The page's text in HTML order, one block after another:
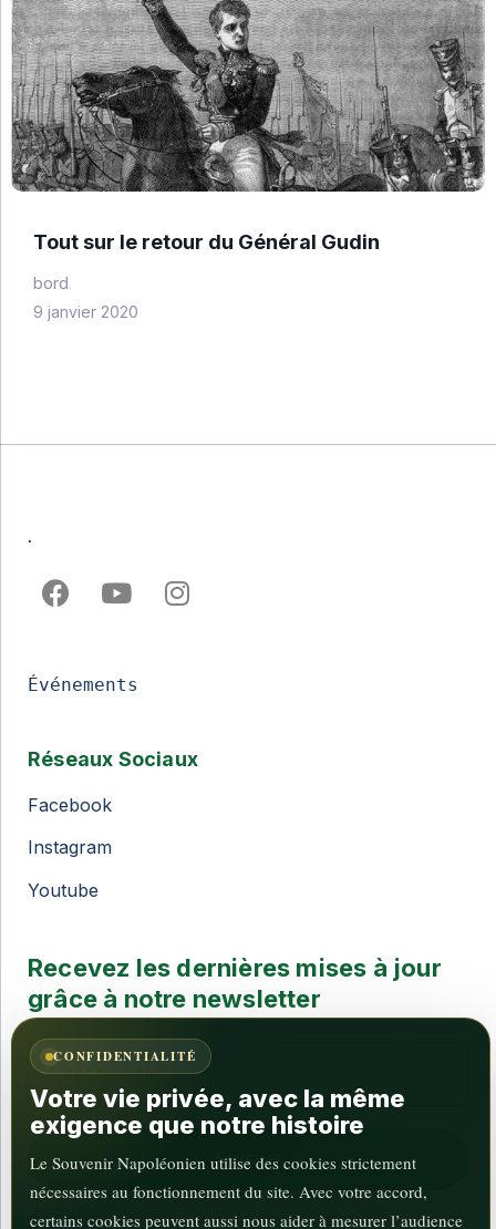
Tout sur le retour du Général Gudin
bord
9 janvier 2020
.
Événements
Réseaux Sociaux
Facebook
Instagram
Youtube
Recevez les dernières mises à jour
grâce à notre newsletter
CONFIDENTIALITÉ
Votre vie privée, avec la même
exigence que notre histoire
Le Souvenir Napoléonien utilise des cookies strictement
nécessaires au fonctionnement du site. Avec votre accord,
certains cookies peuvent aussi nous aider à mesurer l’audience